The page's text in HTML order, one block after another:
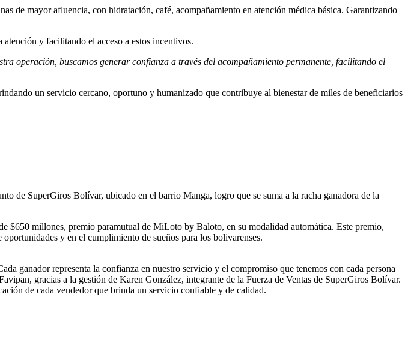
de mayor afluencia, con hidratación, café, acompañamiento en atención médica básica. Garantizando
y facilitando el acceso a estos incentivos.
operación, buscamos generar confianza a través del acompañamiento permanente, facilitando el
un servicio cercano, oportuno y humanizado que contribuye al bienestar de miles de beneficiarios
de SuperGiros Bolívar, ubicado en el barrio Manga, logro que se suma a la racha ganadora de la
$650 millones, premio paramutual de MiLoto by Baloto, en su modalidad automática. Este premio,
y en el cumplimiento de sueños para los bolivarenses.
ganador representa la confianza en nuestro servicio y el compromiso que tenemos con cada persona
gracias a la gestión de Karen González, integrante de la Fuerza de Ventas de SuperGiros Bolívar.
de cada vendedor que brinda un servicio confiable y de calidad.